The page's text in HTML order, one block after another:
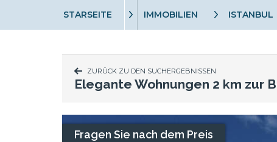
STARSEITE IMMOBILIEN ISTANBUL
ZURÜCK ZU DEN SUCHERGEBNISSEN
Elegante Wohnungen 2 km zur
Fragen Sie nach dem Preis